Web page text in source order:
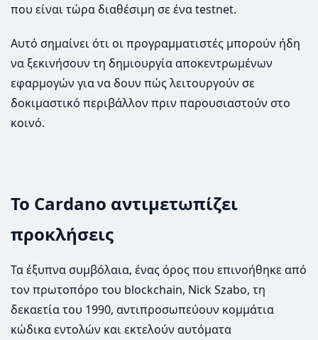
που είναι τώρα διαθέσιμη σε ένα testnet.
Αυτό σημαίνει ότι οι προγραμματιστές μπορούν ήδη
να ξεκινήσουν τη δημιουργία αποκεντρωμένων
εφαρμογών για να δουν πώς λειτουργούν σε
δοκιμαστικό περιβάλλον πριν παρουσιαστούν στο
κοινό.
To Cardano αντιμετωπίζει
προκλήσεις
Τα έξυπνα συμβόλαια, ένας όρος που επινοήθηκε από
τον πρωτοπόρο του blockchain, Nick Szabo, τη
δεκαετία του 1990, αντιπροσωπεύουν κομμάτια
κώδικα εντολών και εκτελούν αυτόματα